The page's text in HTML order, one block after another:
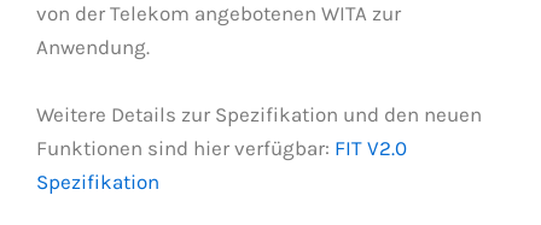
von der Telekom angebotenen WITA zur
Anwendung.
Weitere Details zur Spezifikation und den neuen
Funktionen sind hier verfügbar: FIT V2.0
Spezifikation